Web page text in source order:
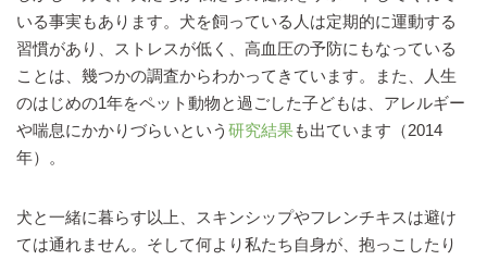
いる事実もあります。犬を飼っている人は定期的に運動する
習慣があり、ストレスが低く、高血圧の予防にもなっている
ことは、幾つかの調査からわかってきています。また、人生
のはじめの1年をペット動物と過ごした子どもは、アレルギー
や喘息にかかりづらいという 研究結果も出ています（2014
年）。
犬と一緒に暮らす以上、スキンシップやフレンチキスは避け
ては通れません。そして何より私たち自身が、抱っこしたり